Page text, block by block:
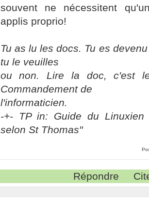
souvent ne nécessitent
applis proprio!
Tu as lu les docs. Tu es
tu le veuilles
ou non. Lire la doc, c'est
Commandement de
l'informaticien.
-+- TP in: Guide du Linuxien
selon St Thomas"
Répondre